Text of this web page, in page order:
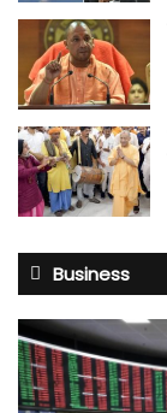
Business